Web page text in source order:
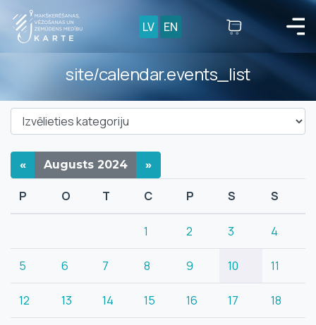
LV EN
site/calendar.events_list
« Augusts 2024 »
P O T C P S S
1 2 3 4
5 6 7 8 9 10 11
12 13 14 15 16 17 18